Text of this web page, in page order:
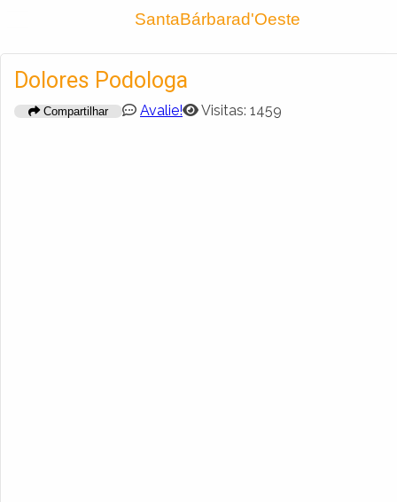
SantaBárbarad'Oeste
Criar conta
Dolores Podologa
Compartilhar Avalie! Visitas: 1459